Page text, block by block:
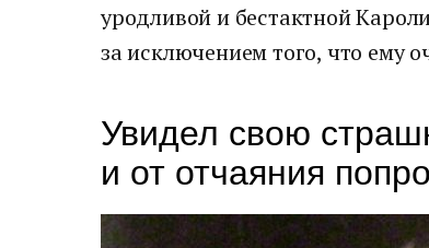
уродливой и бестактной
за исключением того, что ему
Увидел свою
и от отчаяния